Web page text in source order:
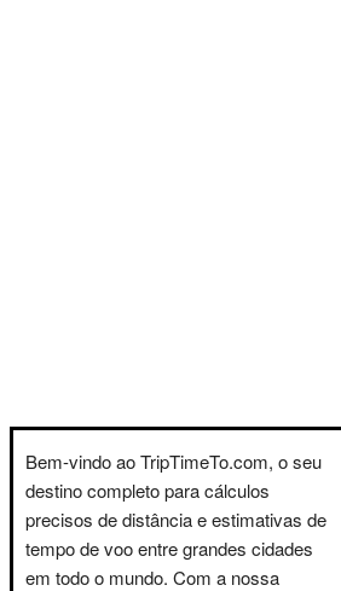
Bem-vindo ao TripTimeTo.com, o seu
destino completo para cálculos
precisos de distância e estimativas de
tempo de voo entre grandes cidades
em todo o mundo. Com a nossa